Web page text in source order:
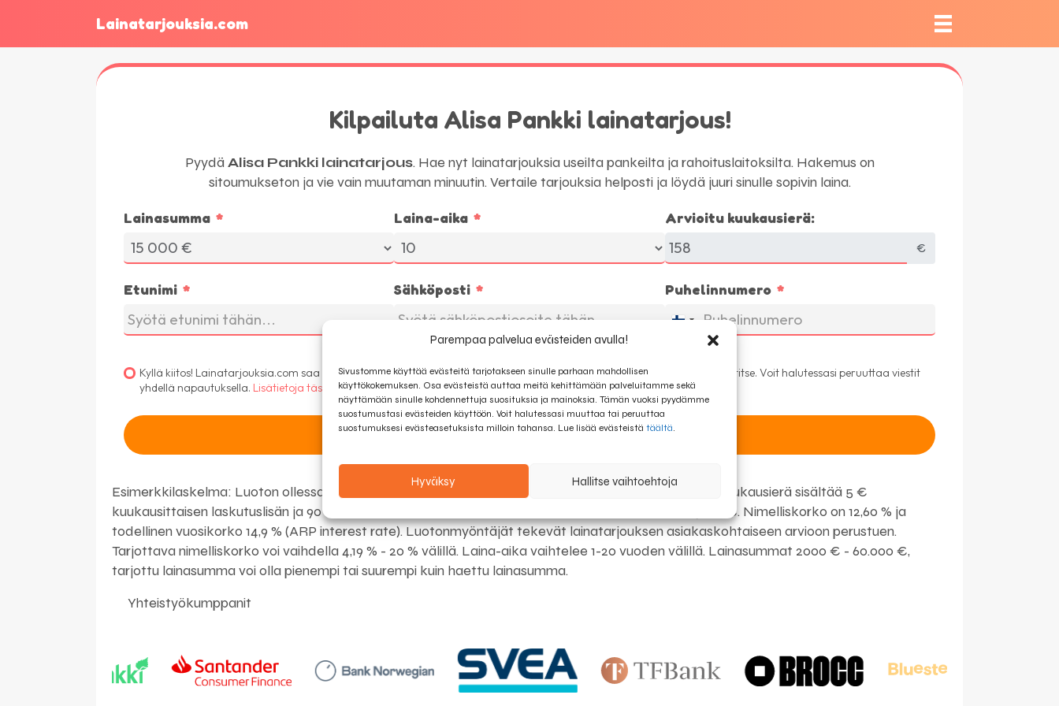
Parempaa palvelua evästeiden avulla!
Sivustomme käyttää evästeitä tarjotakseen sinulle parhaan mahdollisen
käyttökokemuksen. Osa evästeistä auttaa meitä kehittämään palveluitamme sekä
näyttämään sinulle kohdennettuja suosituksia ja mainoksia. Tämän vuoksi pyydämme
suostumustasi evästeiden käyttöön. Voit halutessasi muuttaa tai peruuttaa
suostumuksesi evästeasetuksista milloin tahansa. Lue lisää evästeistä täältä.
Hyväksy Hallitse vaihtoehtoja
Lainatarjouksia.com
Kilpailuta Alisa Pankki lainatarjous!
Pyydä Alisa Pankki lainatarjous. Hae nyt lainatarjouksia useilta pankeilta ja rahoituslaitoksilta. Hakemus on
sitoumukseton ja vie vain muutaman minuutin. Vertaile tarjouksia helposti ja löydä juuri sinulle sopivin laina.
Lainasumma Laina-aika Arvioitu kuukausierä:
€
Etunimi Sähköposti Puhelinnumero
F
l
a
8
Kyllä kiitos! Lainatarjouksia.com saa olla minuun yhteydessä sähköpostitse. Lähetämme sinulle lainatarjouksia sähköpostitse. Voit halutessasi peruuttaa viestit
yhdellä napautuksella. Lisätietoja tästä.
Seuraava
Esimerkkilaskelma: Luoton ollessa 10.000 € ja takaisinmaksuajan 5 vuotta on kuukausierä 232,5 €. Kuukausierä sisältää 5 €
kuukausittaisen laskutuslisän ja 90 € avausmaksun (fees). Lainan kokonaiskustannus on tällöin 13 951 €. Nimelliskorko on 12,60 % ja
todellinen vuosikorko 14,9 % (ARP interest rate). Luotonmyöntäjät tekevät lainatarjouksen asiakaskohtaiseen arvioon perustuen.
Tarjottava nimelliskorko voi vaihdella 4,19 % - 20 % välillä. Laina-aika vaihtelee 1-20 vuoden välillä. Lainasummat 2000 € - 60.000 €,
tarjottu lainasumma voi olla pienempi tai suurempi kuin haettu lainasumma.
Yhteistyökumppanit